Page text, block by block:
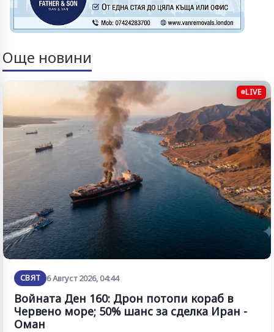
Още новини
LIVE
СВЯТ 6 Август 2026, 04:44
Войната Ден 160: Дрон потопи кораб в
Червено море; 50% шанс за сделка Иран -
Оман